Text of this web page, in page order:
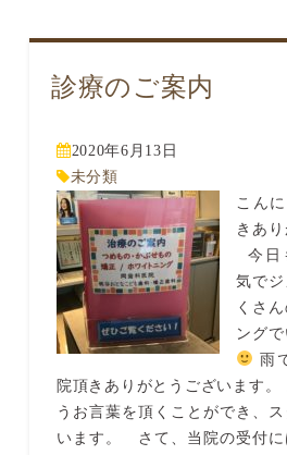
診療のご案内
2020年6月13日
未分類
こん
きあ
今日
気で
くさ
ング
雨
院頂きありがとうございます
うお言葉を頂くことができ、
います。 さて、当院の受付に